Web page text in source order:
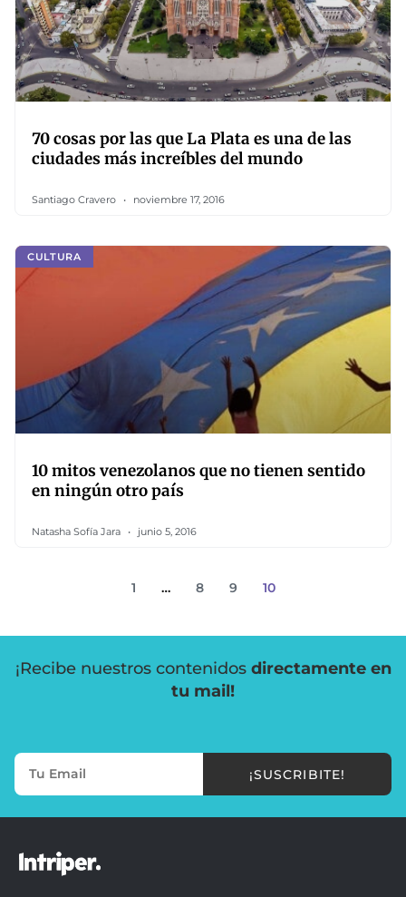
70 cosas por las que La Plata es una de las
ciudades más increíbles del mundo
Santiago Cravero noviembre 17, 2016
CULTURA
10 mitos venezolanos que no tienen sentido
en ningún otro país
Natasha Sofía Jara junio 5, 2016
1 … 8 9 10
¡Recibe nuestros contenidos directamente en
tu mail!
¡SUSCRIBITE!